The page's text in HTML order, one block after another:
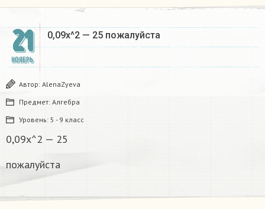
21
НОЯБРЬ
0,09x^2 — 25 пожалуйста
Автор: AlenaZyeva
Предмет: Алгебра
Уровень: 5 - 9 класс
0,09x^2 — 25
пожалуйста